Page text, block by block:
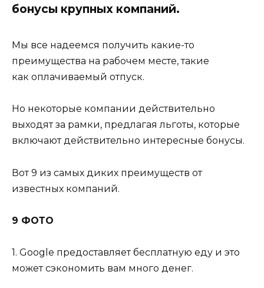
бонусы крупных компаний.
Мы все надеемся получить какие-то
преимущества на рабочем месте, такие
как оплачиваемый отпуск.
Но некоторые компании действительно
выходят за рамки, предлагая льготы, которые
включают действительно интересные бонусы.
Вот 9 из самых диких преимуществ от
известных компаний.
9 ФОТО
1. Google предоставляет бесплатную еду и это
может сэкономить вам много денег.